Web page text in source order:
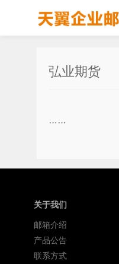
弘业期货
……
关于我们
邮箱介绍
产品公告
联系方式